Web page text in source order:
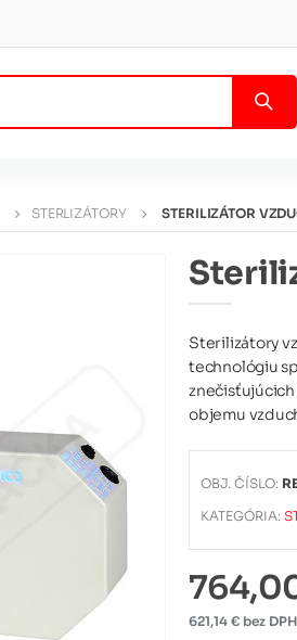
STERLIZÁTORY STERILIZÁTOR
Sterilizátory
technológiu
objemu
OBJ. ČÍSLO:
KATEGÓRIA:
621,14 € bez DPH